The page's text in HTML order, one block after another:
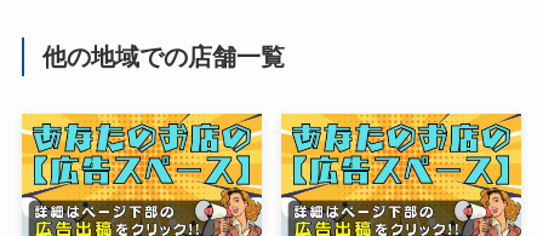
他の地域での店舗一覧